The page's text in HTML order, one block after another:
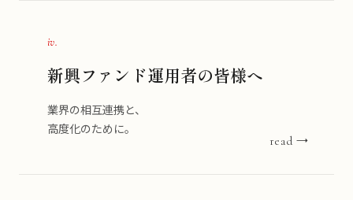
iv.
新興ファンド運用者の皆様へ
業界の相互連携と、
高度化のために。
read →